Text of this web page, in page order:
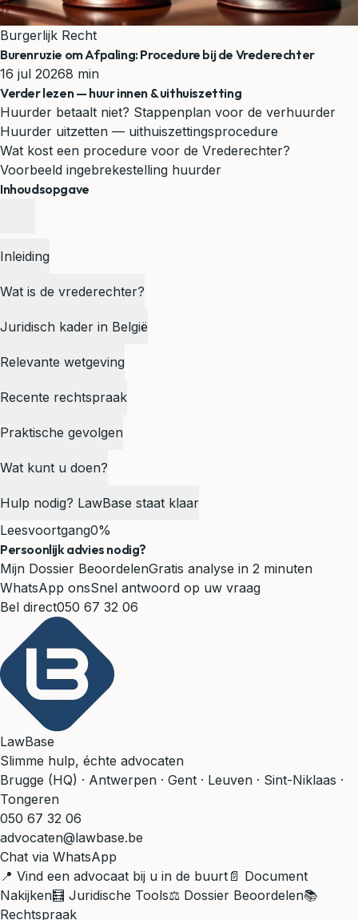
Burgerlijk Recht
Burenruzie om Afpaling: Procedure bij de Vrederechter
16 jul 20268 min
Verder lezen — huur innen & uithuiszetting
Huurder betaalt niet? Stappenplan voor de verhuurder
Huurder uitzetten — uithuiszettingsprocedure
Wat kost een procedure voor de Vrederechter?
Voorbeeld ingebrekestelling huurder
Inhoudsopgave
Inleiding
Wat is de vrederechter?
Juridisch kader in België
Relevante wetgeving
Recente rechtspraak
Praktische gevolgen
Wat kunt u doen?
Hulp nodig? LawBase staat klaar
Leesvoortgang0%
Persoonlijk advies nodig?
Mijn Dossier BeoordelenGratis analyse in 2 minuten
WhatsApp onsSnel antwoord op uw vraag
Bel direct050 67 32 06
LawBase
Slimme hulp, échte advocaten
Brugge (HQ) · Antwerpen · Gent · Leuven · Sint-Niklaas ·
Tongeren
050 67 32 06
advocaten@lawbase.be
Chat via WhatsApp
📍 Vind een advocaat bij u in de buurt 📄 Document
Nakijken🧮 Juridische Tools⚖️ Dossier Beoordelen📚
Rechtspraak